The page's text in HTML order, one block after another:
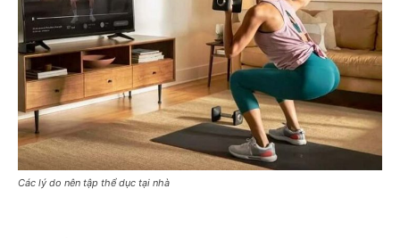
Các lý do nên tập thể dục tại nhà